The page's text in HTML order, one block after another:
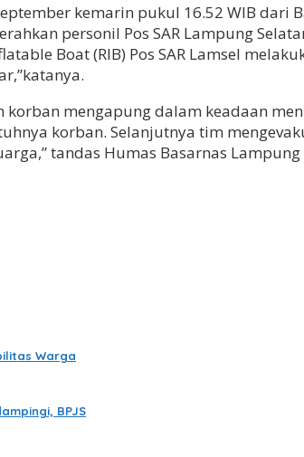
kemarin pukul 16.52 WIB dari
personil Pos SAR Lampung
Boat (RIB) Pos SAR Lamsel
mengapung dalam keadaan
korban. Selanjutnya tim
tandas Humas Basarnas
Warga
BPJS